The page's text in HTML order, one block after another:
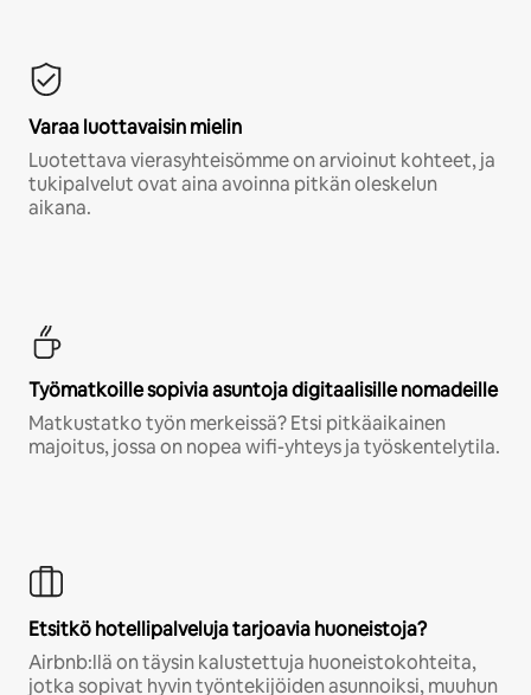
Varaa luottavaisin mielin
Luotettava vierasyhteisömme on arvioinut kohteet, ja
tukipalvelut ovat aina avoinna pitkän oleskelun
aikana.
Työmatkoille sopivia asuntoja digitaalisille nomadeille
Matkustatko työn merkeissä? Etsi pitkäaikainen
majoitus, jossa on nopea wifi-yhteys ja työskentelytila.
Etsitkö hotellipalveluja tarjoavia huoneistoja?
Airbnb:llä on täysin kalustettuja huoneistokohteita,
jotka sopivat hyvin työntekijöiden asunnoiksi, muuhun